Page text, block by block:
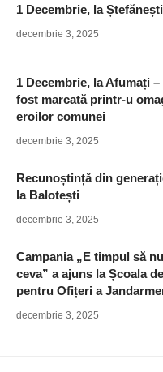
1 Decembrie, la
decembrie 3, 2025
1 Decembrie, la Afumați
fost marcată printr-u
eroilor comunei
decembrie 3, 2025
Recunoștință din
la Balotești
decembrie 3, 2025
Campania „E timpul să
ceva” a ajuns la Școala
pentru Ofițeri a
decembrie 3, 2025